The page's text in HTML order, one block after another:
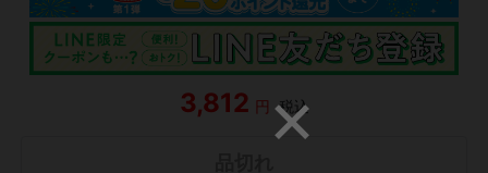
3,812 円 税込